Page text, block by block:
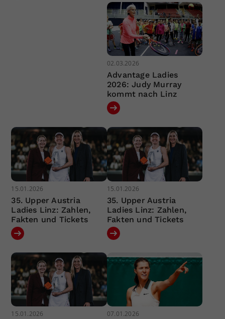
02.03.2026
Advantage Ladies
2026: Judy Murray
kommt nach Linz
15.01.2026
35. Upper Austria
Ladies Linz: Zahlen,
Fakten und Tickets
15.01.2026
35. Upper Austria
Ladies Linz: Zahlen,
Fakten und Tickets
15.01.2026 07.01.2026